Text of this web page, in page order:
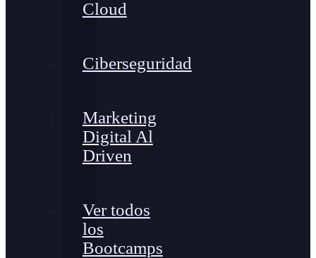
Cloud
Ciberseguridad
Marketing
Digital Al
Driven
Ver todos
los
Bootcamps